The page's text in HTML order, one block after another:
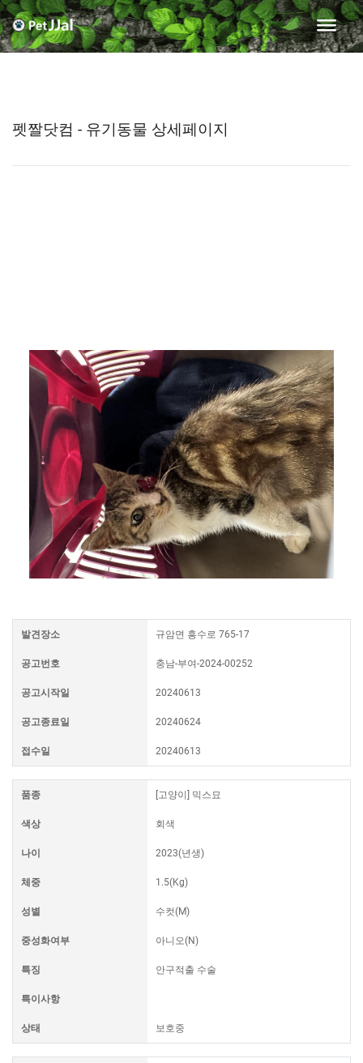
펫짤닷컴 - 유기동물 상세페이지
발견장소 규암면 흥수로 765-17
공고번호 충남-부여-2024-00252
공고시작일 20240613
공고종료일 20240624
접수일 20240613
품종 [고양이] 믹스묘
색상 회색
나이 2023(년생)
체중 1.5(Kg)
성별 수컷(M)
중성화여부 아니오(N)
특징 안구적출 수술
특이사항
상태 보호중